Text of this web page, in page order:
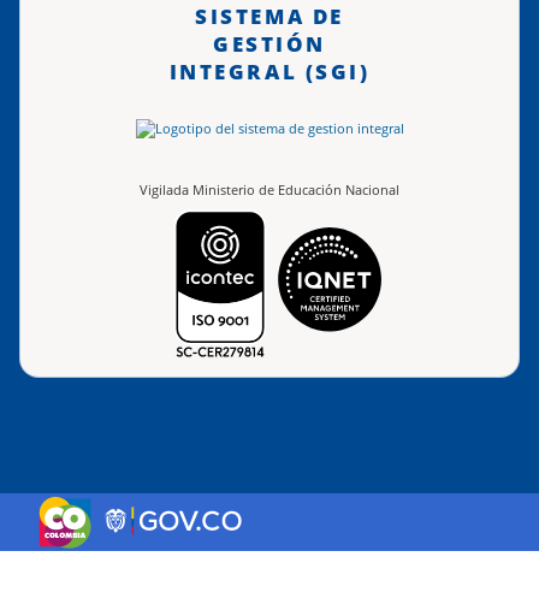
SISTEMA DE
GESTIÓN
INTEGRAL (SGI)
Vigilada Ministerio de Educación Nacional